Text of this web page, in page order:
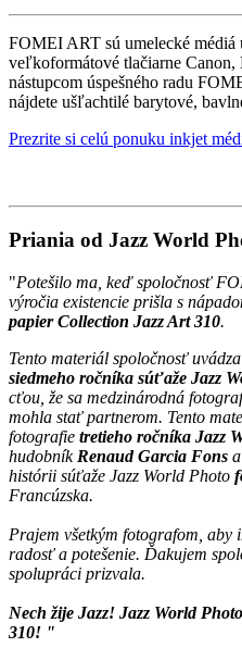
FOMEI ART sú umelecké médiá
veľkoformátové tlačiarne
nástupcom úspešného radu
nájdete ušľachtilé barytové,
Prezrite si celú ponuku inkjet
Priania od Jazz World
"Potešilo ma, keď spoločnosť
výročia existencie prišla s
papier Collection Jazz Art 310.
Tento materiál spoločnosť
siedmeho ročníka súťaže Jazz
cťou, že sa medzinárodná
mohla stať partnerom. Tento
fotografie tretieho ročníka Jazz
hudobník Renaud Garcia Fons
histórii súťaže Jazz World Photo
Francúzska.
Prajem všetkým fotografom,
radosť a potešenie. Ďakujem
spolupráci prizvala.
Nech žije Jazz! Jazz World
310! "